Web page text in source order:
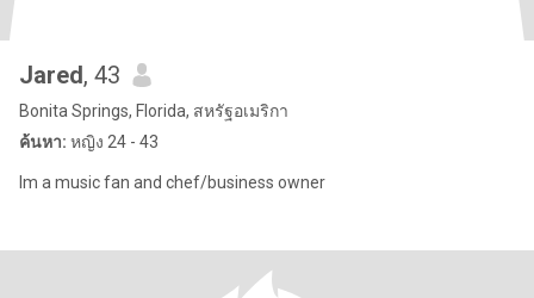
Jared, 43
Bonita Springs, Florida, สหรัฐอเมริกา
ค้นหา: หญิง 24 - 43
Im a music fan and chef/business owner